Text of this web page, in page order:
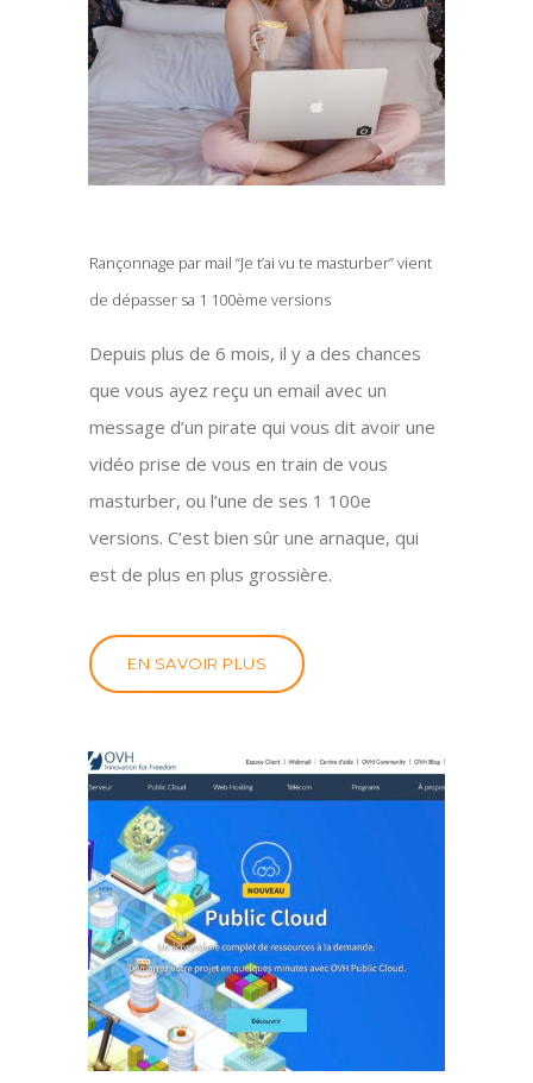
Rançonnage par mail “Je t’ai vu te masturber” vient
de dépasser sa 1 100ème versions
Depuis plus de 6 mois, il y a des chances
que vous ayez reçu un email avec un
message d’un pirate qui vous dit avoir une
vidéo prise de vous en train de vous
masturber, ou l’une de ses 1 100e
versions. C’est bien sûr une arnaque, qui
est de plus en plus grossière.
EN SAVOIR PLUS